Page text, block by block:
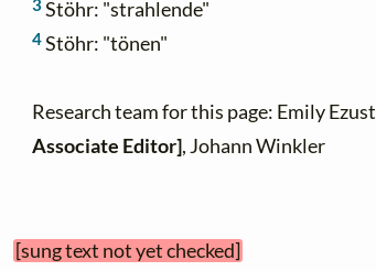
3Stöhr: "strahlende"
4Stöhr: "tönen"
Research team for this page: Emily Ezust
Associate Editor], Johann Winkler
[sung text not yet checked]